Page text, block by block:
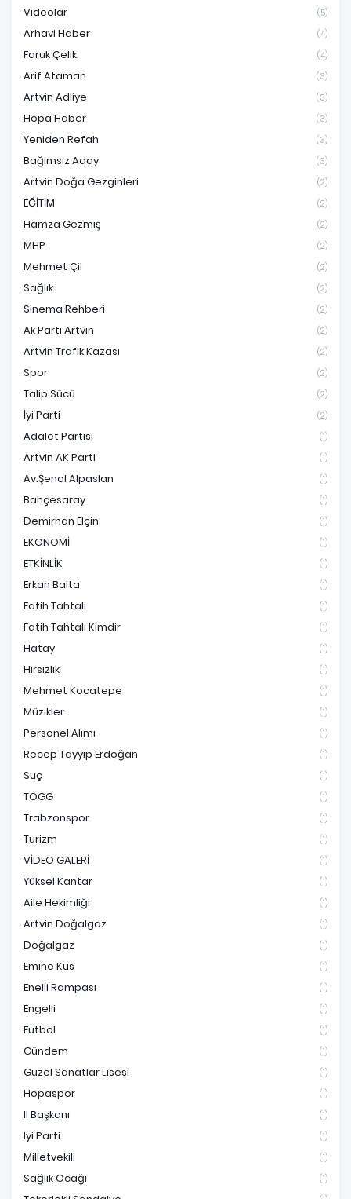
Videolar (5)
Arhavi Haber (4)
Faruk Çelik (4)
Arif Ataman (3)
Artvin Adliye (3)
Hopa Haber (3)
Yeniden Refah (3)
Bağımsız Aday (3)
Artvin Doğa Gezginleri (2)
EĞİTİM (2)
Hamza Gezmiş (2)
MHP (2)
Mehmet Çil (2)
Sağlık (2)
Sinema Rehberi (2)
Ak Parti Artvin (2)
Artvin Trafik Kazası (2)
Spor (2)
Talip Sücü (2)
İyi Parti (2)
Adalet Partisi (1)
Artvin AK Parti (1)
Av.Şenol Alpaslan (1)
Bahçesaray (1)
Demirhan Elçin (1)
EKONOMİ (1)
ETKİNLİK (1)
Erkan Balta (1)
Fatih Tahtalı (1)
Fatih Tahtalı Kimdir (1)
Hatay (1)
Hırsızlık (1)
Mehmet Kocatepe (1)
Müzikler (1)
Personel Alımı (1)
Recep Tayyip Erdoğan (1)
Suç (1)
TOGG (1)
Trabzonspor (1)
Turizm (1)
VİDEO GALERİ (1)
Yüksel Kantar (1)
Aile Hekimliği (1)
Artvin Doğalgaz (1)
Doğalgaz (1)
Emine Kus (1)
Enelli Rampası (1)
Engelli (1)
Futbol (1)
Gündem (1)
Güzel Sanatlar Lisesi (1)
Hopaspor (1)
Il Başkanı (1)
Iyi Parti (1)
Milletvekili (1)
Sağlık Ocağı (1)